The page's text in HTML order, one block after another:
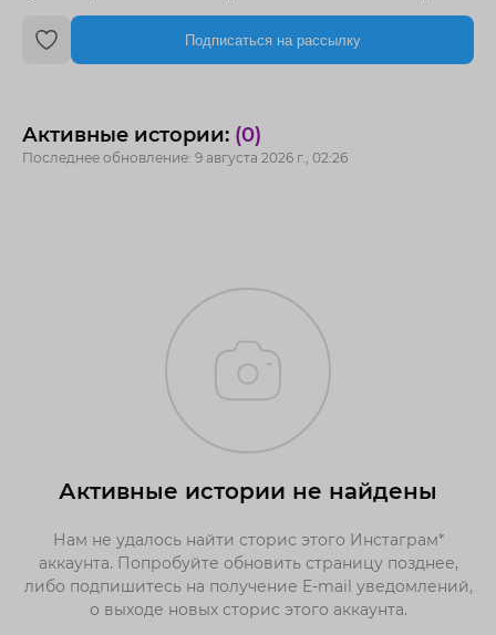
Подписаться на рассылку
Активные истории: (0)
Последнее обновление: 9 августа 2026 г., 02:26
Активные истории не найдены
Нам не удалось найти сторис этого Инстаграм*
аккаунта. Попробуйте обновить страницу позднее,
либо подпишитесь на получение E-mail уведомлений,
о выходе новых сторис этого аккаунта.